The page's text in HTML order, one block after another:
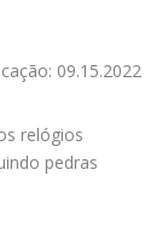
09.15.2022
relógios
pedras